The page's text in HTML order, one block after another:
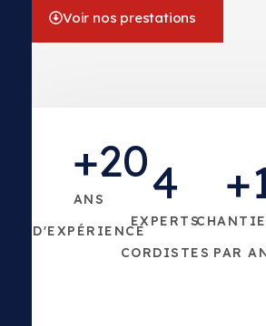
Voir nos prestations
ANS
D'EXPÉRIENCE
+20
EXPERTS
CORDISTES
4
PAR
+